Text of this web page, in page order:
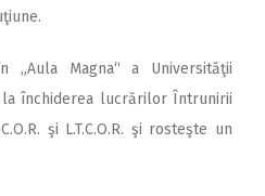
Magna“ a Universităţii
la închiderea lucrărilor Întrunirii
şi L.T.C.O.R. şi rosteşte un